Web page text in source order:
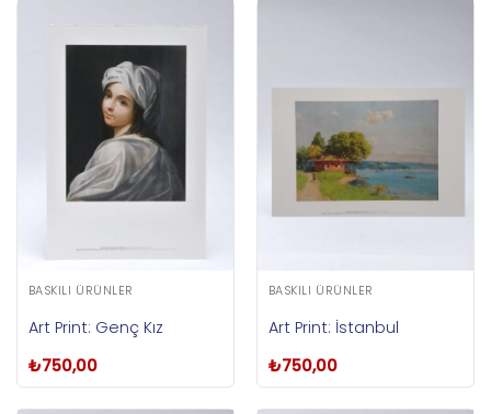
BASKILI ÜRÜNLER
Art Print: Genç Kız
₺750,00
BASKILI ÜRÜNLER
Art Print: İstanbul
₺750,00